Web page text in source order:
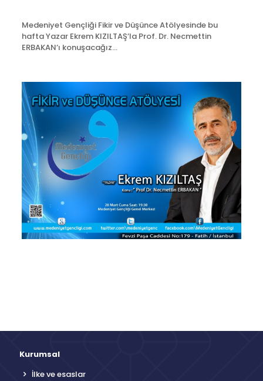
Medeniyet Gençliği Fikir ve Düşünce Atölyesinde bu
hafta Yazar Ekrem KIZILTAŞ’la Prof. Dr. Necmettin
ERBAKAN’ı konuşacağız…
Kurumsal
İlke ve esaslar